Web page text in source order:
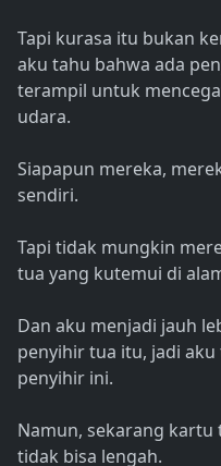
Tapi kurasa itu bukan
aku tahu bahwa ada
terampil untuk
udara.
Siapapun mereka,
sendiri.
Tapi tidak mungkin
tua yang kutemui di
Dan aku menjadi jauh
penyihir tua itu, jadi
penyihir ini.
Namun, sekarang
tidak bisa lengah.